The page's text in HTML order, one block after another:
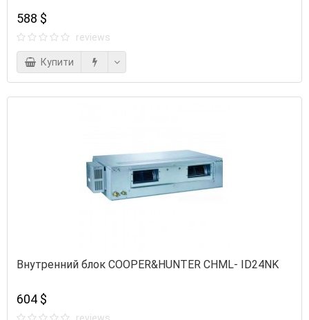
588 $
reviews
Купити
Внутренний блок COOPER&HUNTER CHML- ID24NK
604 $
reviews